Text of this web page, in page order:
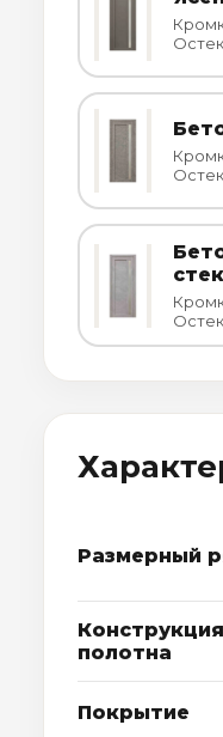
Размерный
Конструкция
полотна
Покрытие